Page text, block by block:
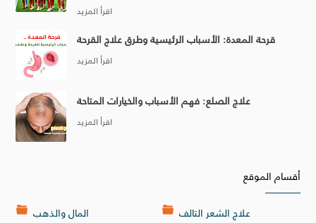
قرحة المعدة: الأسباب الرئيسية وطرق علاج القرحة
علاج الصلع: فهم الأسباب والخيارات المتاحة
أقسام الموقع
المال والذهب
علاج الشعر التالف